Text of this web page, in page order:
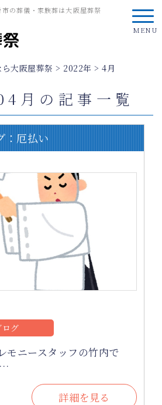
の葬儀・家族葬は大阪屋葬祭
MENU
大阪屋葬祭 > 2022年 > 4月
月の記事一覧
：厄払い
グ
モニースタッフの竹内で
詳細を見る